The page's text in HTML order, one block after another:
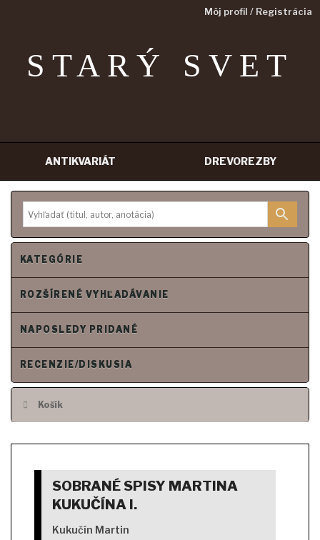
Môj profil / Registrácia
STARÝ SVET
ANTIKVARIÁT DREVOREZBY
na
KATEGÓRIE
ROZŠÍRENÉ VYHĽADÁVANIE
NAPOSLEDY PRIDANÉ
RECENZIE/DISKUSIA
Košík
SOBRANÉ SPISY MARTINA
KUKUČÍNA I.
Kukučín Martin